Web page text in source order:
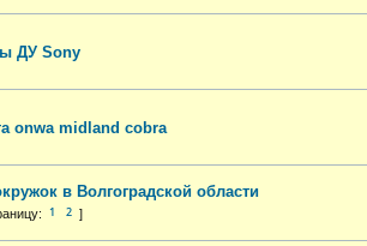
ДУ Sony
onwa midland cobra
в Волгоградской области
1 2